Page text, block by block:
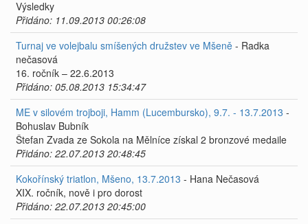
Výsledky
Přidáno: 11.09.2013 00:26:08
Turnaj ve volejbalu smíšených družstev ve Mšeně - Radka
nečasová
16. ročník – 22.6.2013
Přidáno: 05.08.2013 15:34:47
ME v silovém trojboji, Hamm (Lucembursko), 9.7. - 13.7.2013 -
Bohuslav Bubník
Štefan Zvada ze Sokola na Mělníce získal 2 bronzové medaile
Přidáno: 22.07.2013 20:48:45
Kokořínský triatlon, Mšeno, 13.7.2013 - Hana Nečasová
XIX. ročník, nově i pro dorost
Přidáno: 22.07.2013 20:45:00